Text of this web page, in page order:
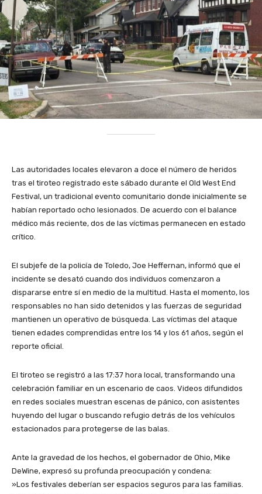
Las autoridades locales elevaron a doce el número de heridos
tras el tiroteo registrado este sábado durante el Old West End
Festival, un tradicional evento comunitario donde inicialmente se
habían reportado ocho lesionados. De acuerdo con el balance
médico más reciente, dos de las víctimas permanecen en estado
crítico.
​El subjefe de la policía de Toledo, Joe Heffernan, informó que el
incidente se desató cuando dos individuos comenzaron a
dispararse entre sí en medio de la multitud. Hasta el momento, los
responsables no han sido detenidos y las fuerzas de seguridad
mantienen un operativo de búsqueda. Las víctimas del ataque
tienen edades comprendidas entre los 14 y los 61 años, según el
reporte oficial.
​El tiroteo se registró a las 17:37 hora local, transformando una
celebración familiar en un escenario de caos. Videos difundidos
en redes sociales muestran escenas de pánico, con asistentes
huyendo del lugar o buscando refugio detrás de los vehículos
estacionados para protegerse de las balas.
​Ante la gravedad de los hechos, el gobernador de Ohio, Mike
DeWine, expresó su profunda preocupación y condena:
​»Los festivales deberían ser espacios seguros para las familias.